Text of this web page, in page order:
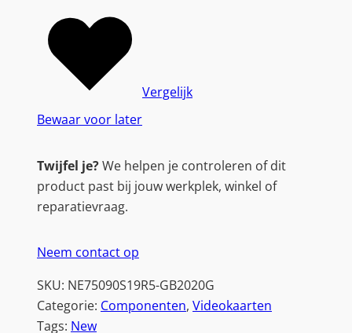
Bewaar voor later
Vergelijk
Twijfel je?We helpen je controleren of dit
product past bij jouw werkplek, winkel of
reparatievraag.
Neem contact op
SKU: NE75090S19R5-GB2020G
Categorie: Componenten, Videokaarten
Tags: New